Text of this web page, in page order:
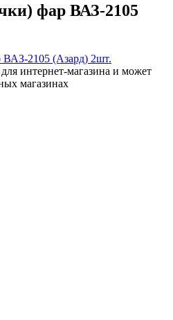
фар ВАЗ-2105
интернет-магазина и может
магазинах